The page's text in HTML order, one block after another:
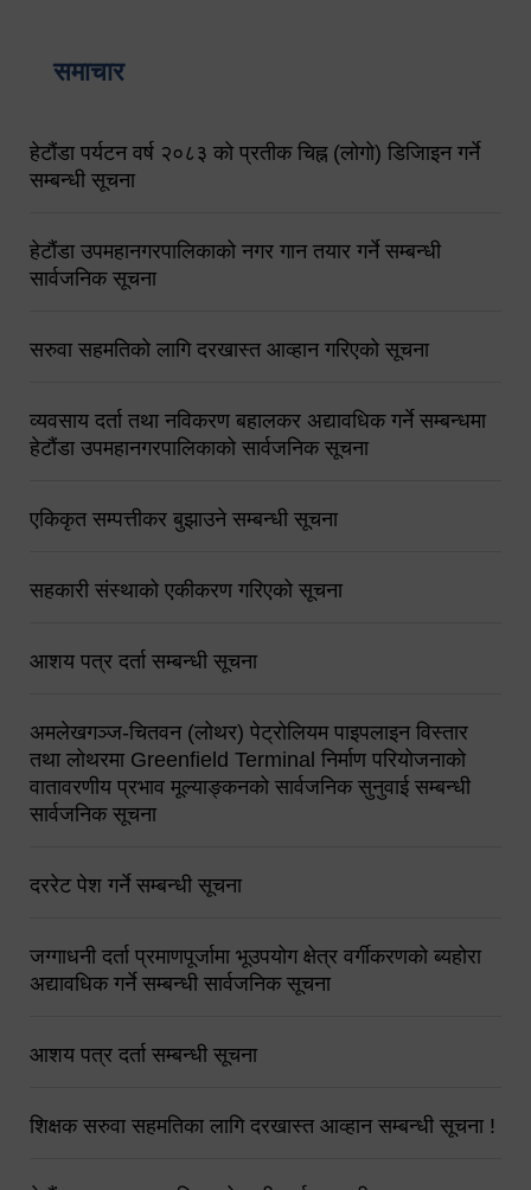
समाचार
हेटौंडा पर्यटन वर्ष २०८३ को प्रतीक चिह्न (लोगो) डिजिाइन गर्ने
सम्बन्धी सूचना
हेटौंडा उपमहानगरपालिकाको नगर गान तयार गर्ने सम्बन्धी
सार्वजनिक सूचना
सरुवा सहमतिको लागि दरखास्त आव्हान गरिएको सूचना
व्यवसाय दर्ता तथा नविकरण बहालकर अद्यावधिक गर्ने सम्बन्धमा
हेटौंडा उपमहानगरपालिकाको सार्वजनिक सूचना
एकिकृत सम्पत्तीकर बुझाउने सम्बन्धी सूचना
सहकारी संस्थाको एकीकरण गरिएको सूचना
आशय पत्र दर्ता सम्बन्धी सूचना
अमलेखगञ्ज-चितवन (लोथर) पेट्रोलियम पाइपलाइन विस्तार
तथा लोथरमा Greenfield Terminal निर्माण परियोजनाको
वातावरणीय प्रभाव मूल्याङ्कनको सार्वजनिक सुनुवाई सम्बन्धी
सार्वजनिक सूचना
दररेट पेश गर्ने सम्बन्धी सूचना
जग्गाधनी दर्ता प्रमाणपूर्जामा भूउपयोग क्षेत्र वर्गीकरणको ब्यहोरा
अद्यावधिक गर्ने सम्बन्धी सार्वजनिक सूचना
आशय पत्र दर्ता सम्बन्धी सूचना
शिक्षक सरुवा सहमतिका लागि दरखास्त आव्हान सम्बन्धी सूचना !